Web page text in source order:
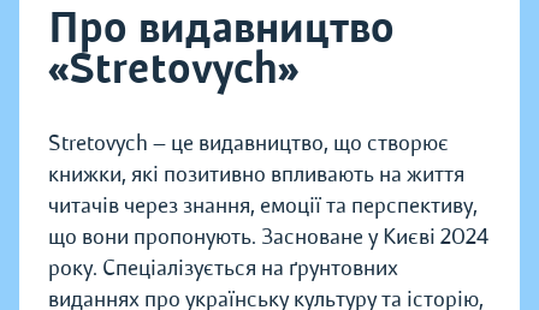
Про видавництво
«Stretovych»
Stretovych — це видавництво, що створює
книжки, які позитивно впливають на життя
читачів через знання, емоції та перспективу,
що вони пропонують. Засноване у Києві 2024
року. Спеціалізується на ґрунтовних
виданнях про українську культуру та історію,